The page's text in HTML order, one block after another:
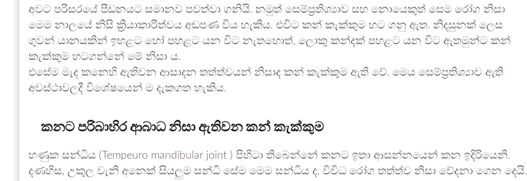
අවට පරිසරයේ පීඩනයට සමානව පවත්වා ගනියි. නමුත් සෙම්ප්‍රතිශ්‍යාව සහ නොයෙකුත් සෙම රෝග නිසා
මෙම නාලයේ නිසි ක්‍රියාකාරිත්වය අඩපණ විය හැකිය. එවිට කන් කැක්කුම හට ගනු ඇත. නිදසුනක් ලෙස
ගුවන් යානයකින් ඉහළට හෝ පහළට යන විට නැතහොත්, ලොකු කන්දක් පහළට යන විට ඇතමුන්ට කන්
කැක්කුම හටගන්නේ මේ නිසා ය.
එසේම මැද කනෙහි ඇතිවන ආසාදන තත්ත්වයන් නිසාද කන් කැක්කුම ඇති වේ. මෙය සෙම්ප්‍රතිශ්‍යාව ඇති
අවස්ථාවලදී විශේෂයෙන් ම දැකගත හැකිය.
කනට පරිබාහිර ආබාධ නිසා ඇතිවන කන් කැක්කුම
හණුක සන්ධිය (Tempeuro mandibular joint ) පිහිටා තිබෙන්නේ කනට ඉතා ආසන්නයෙන් කන ඉදිරියෙනි.
දණහිස, උකුල වැනි අනෙක් සියලුම සන්ධි සේම මෙම සන්ධිය ද, විවිධ රෝග තත්ත්ව නිසා වේදනා ගෙන දෙයි.